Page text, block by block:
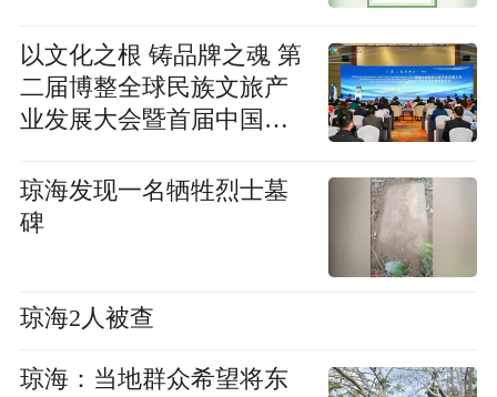
以文化之根 铸品牌之魂 第
二届博整全球民族文旅产
业发展大会暨首届中国民
重开幕
琼海发现一名牺牲烈士墓
碑
琼海2人被查
琼海：当地群众希望将东